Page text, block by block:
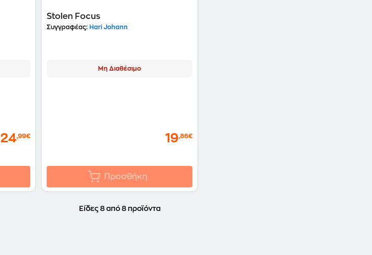
24,99€
Stolen Focus
Συγγραφέας: Hari Johann
Μη Διαθέσιμο
19,86€
Προσθήκη
Είδες 8 από 8 προϊόντα